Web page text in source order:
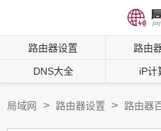
路由器设置 路由
DNS大全 iP计
局域网 > 路由器设置 > 路由器